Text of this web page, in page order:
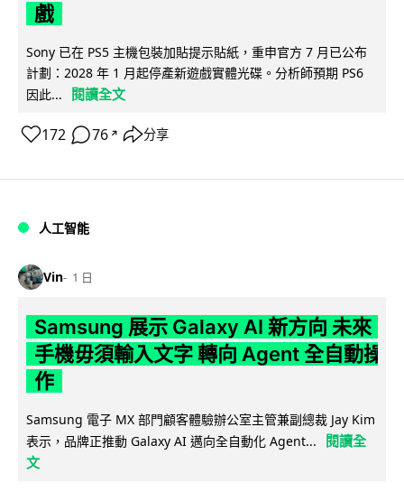
戲
Sony 已在 PS5 主機包裝加貼提示貼紙，重申官方 7 月已公布
計劃：2028 年 1 月起停產新遊戲實體光碟。分析師預期 PS6
因此...
閱讀全文
172 76 ↗ 分享
人工智能
Vin 1 日
Samsung 展示 Galaxy AI 新方向 未來
手機毋須輸入文字 轉向 Agent 全自動操
作
Samsung 電子 MX 部門顧客體驗辦公室主管兼副總裁 Jay Kim
表示，品牌正推動 Galaxy AI 邁向全自動化 Agent...
閱讀全
文